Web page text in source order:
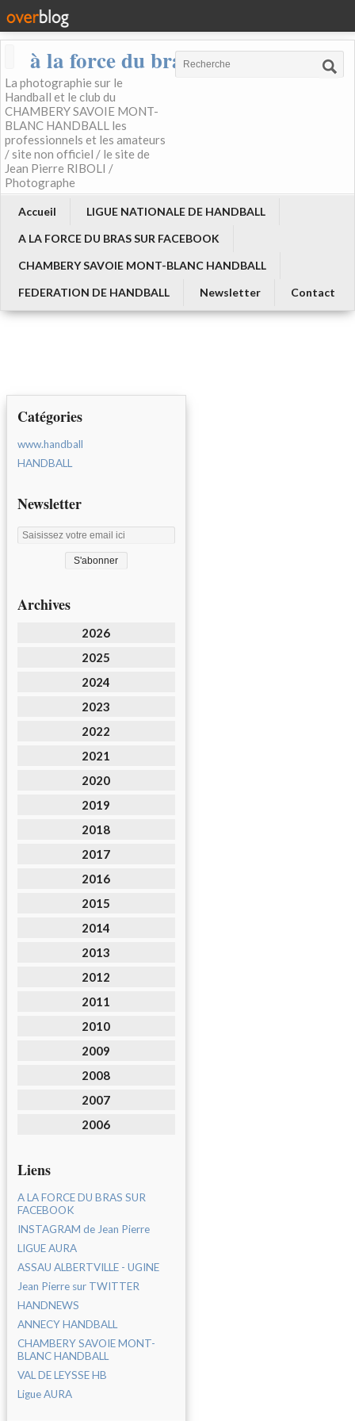
à la force du bras
La photographie sur le
Handball et le club du
CHAMBERY SAVOIE MONT-
BLANC HANDBALL les
professionnels et les amateurs
/ site non officiel / le site de
Jean Pierre RIBOLI /
Photographe
Accueil
LIGUE NATIONALE DE HANDBALL
A LA FORCE DU BRAS SUR FACEBOOK
CHAMBERY SAVOIE MONT-BLANC HANDBALL
FEDERATION DE HANDBALL
Newsletter Contact
Catégories
www.handball
HANDBALL
Newsletter
Archives
2026
2025
2024
2023
2022
2021
2020
2019
2018
2017
2016
2015
2014
2013
2012
2011
2010
2009
2008
2007
2006
Liens
A LA FORCE DU BRAS SUR
FACEBOOK
INSTAGRAM de Jean Pierre
LIGUE AURA
ASSAU ALBERTVILLE - UGINE
Jean Pierre sur TWITTER
HANDNEWS
ANNECY HANDBALL
CHAMBERY SAVOIE MONT-
BLANC HANDBALL
VAL DE LEYSSE HB
Ligue AURA